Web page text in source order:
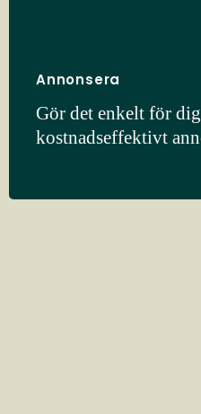
Annonsera
Gör det enkelt för
kostnadseffektivt